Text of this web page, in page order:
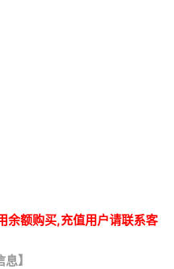
额购买,充值用户请联系客
】